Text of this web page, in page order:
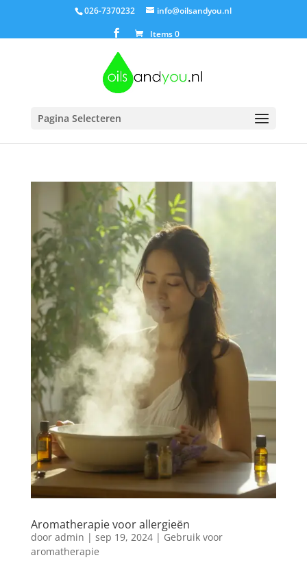
026-7370232
info@oilsandyou.nl
Items 0
Pagina Selecteren
Aromatherapie voor allergieën
door admin | sep 19, 2024| Gebruik voor
aromatherapie